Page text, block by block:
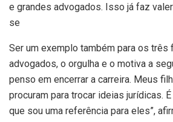
e grandes advogados. Isso já faz
se
Ser um exemplo também para os três
advogados, o orgulha e o motiva a
penso em encerrar a carreira. Meus
procuram para trocar ideias jurídicas.
que sou uma referência para eles”,